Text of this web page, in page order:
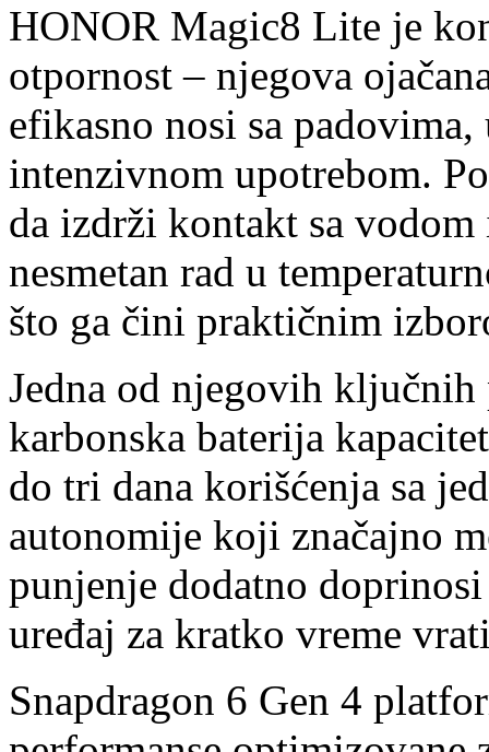
HONOR Magic8 Lite je
otpornost – njegova
efikasno nosi sa
intenzivnom upotrebom.
da izdrži kontakt sa
nesmetan rad u
što ga čini praktičnim
Jedna od njegovih
karbonska baterija
do tri dana korišćenja sa
autonomije koji značajno
punjenje dodatno
uređaj za kratko vreme
Snapdragon 6 Gen 4